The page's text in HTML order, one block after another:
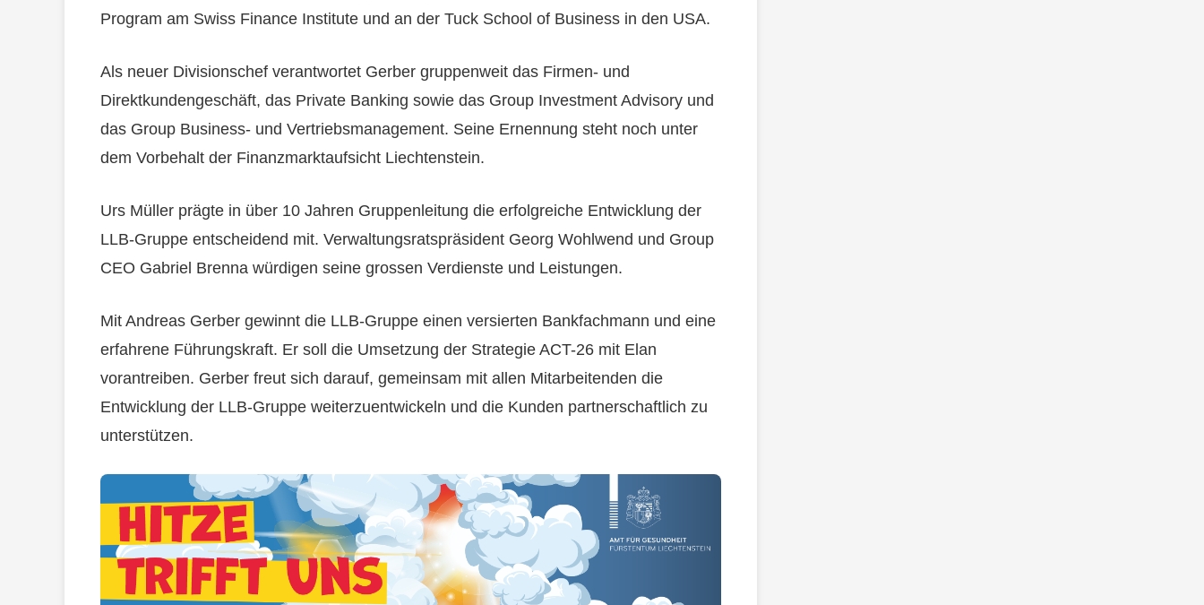
Program am Swiss Finance Institute und an der Tuck School of Business in den USA.
Als neuer Divisionschef verantwortet Gerber gruppenweit das Firmen- und
Direktkundengeschäft, das Private Banking sowie das Group Investment Advisory und
das Group Business- und Vertriebsmanagement. Seine Ernennung steht noch unter
dem Vorbehalt der Finanzmarktaufsicht Liechtenstein.
Urs Müller prägte in über 10 Jahren Gruppenleitung die erfolgreiche Entwicklung der
LLB-Gruppe entscheidend mit. Verwaltungsratspräsident Georg Wohlwend und Group
CEO Gabriel Brenna würdigen seine grossen Verdienste und Leistungen.
Mit Andreas Gerber gewinnt die LLB-Gruppe einen versierten Bankfachmann und eine
erfahrene Führungskraft. Er soll die Umsetzung der Strategie ACT-26 mit Elan
vorantreiben. Gerber freut sich darauf, gemeinsam mit allen Mitarbeitenden die
Entwicklung der LLB-Gruppe weiterzuentwickeln und die Kunden partnerschaftlich zu
unterstützen.